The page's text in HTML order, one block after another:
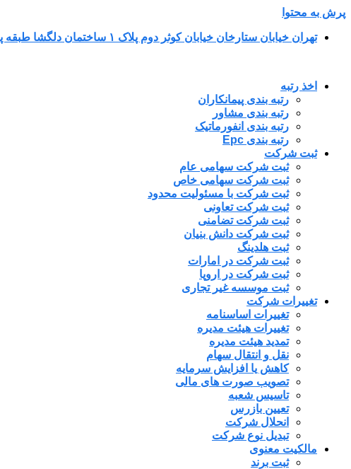
پرش به محتوا
تهران خیابان ستارخان خیابان کوثر دوم پلاک ۱ ساختمان دلگشا طبقه پنجم واحد ۳۴
اخذ رتبه
رتبه بندی پیمانکاران
رتبه بندی مشاور
رتبه بندی انفورماتیک
رتبه بندی Epc
ثبت شرکت
ثبت شرکت سهامی عام
ثبت شرکت سهامی خاص
ثبت شرکت با مسئولیت محدود
ثبت شرکت تعاونی
ثبت شرکت تضامنی
ثبت شرکت دانش بنیان
ثبت هلدینگ
ثبت شرکت در امارات
ثبت شرکت در اروپا
ثبت موسسه غیر تجاری
تغییرات شرکت
تغییرات اساسنامه
تغییرات هیئت مدیره
تمدید هیئت مدیره
نقل و انتقال سهام
کاهش یا افزایش سرمایه
تصویب صورت های مالی
تاسیس شعبه
تعیین بازرس
انحلال شرکت
تبدیل نوع شرکت
مالکیت معنوی
ثبت برند